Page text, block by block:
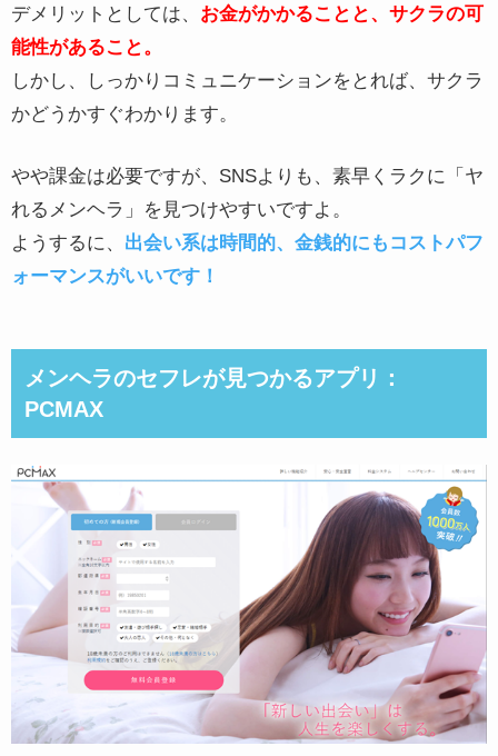
デメリットとしては、 お金がかかることと、サクラの可
能性があること。
しかし、しっかりコミュニケーションをとれば、サクラ
かどうかすぐわかります。
やや課金は必要ですが、SNSよりも、素早くラクに「ヤ
れるメンヘラ」を見つけやすいですよ。
ようするに、 出会い系は時間的、金銭的にもコストパフ
ォーマンスがいいです！
メンヘラのセフレが見つかるアプリ：
PCMAX